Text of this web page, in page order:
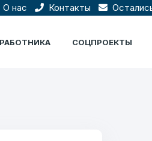
О нас Контакты
СОЦПРОЕКТЫ